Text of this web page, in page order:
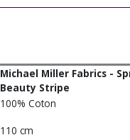
Michael Miller Fabrics -
Beauty Stripe
100% Coton
110 cm